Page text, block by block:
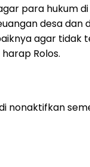
para hukum
desa dan
agar tidak
Rolos.
nonaktifkan